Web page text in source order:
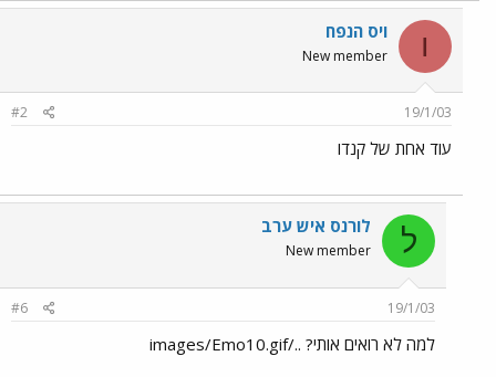
ו ויס הנפח
New member
19/1/03
#2
עוד אחת של קנדו
ל לורנס איש ערב
New member
19/1/03
#6
למה לא רואים אותי? ../images/Emo10.gif